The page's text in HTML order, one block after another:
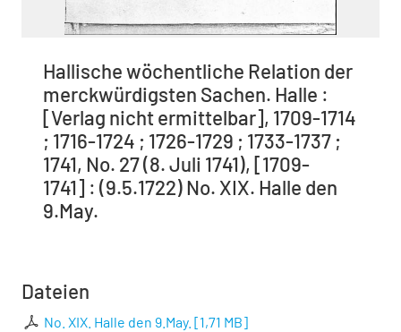
Hallische wöchentliche Relation der
merckwürdigsten Sachen. Halle :
[Verlag nicht ermittelbar], 1709-1714
; 1716-1724 ; 1726-1729 ; 1733-1737 ;
1741, No. 27 (8. Juli 1741), [1709-
1741] : (9.5.1722) No. XIX. Halle den
9.May.
Dateien
No. XIX. Halle den 9.May. [1,71 MB]